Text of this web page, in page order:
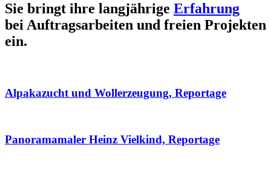
Sie bringt ihre langjährige Erfahrung
bei Auftragsarbeiten und freien Projekten
ein.
Alpakazucht und Wollerzeugung, Reportage
Panoramamaler Heinz Vielkind, Reportage